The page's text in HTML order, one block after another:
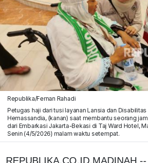
Republika/Fernan Rahadi
Petugas haji dari tusi layanan Lansia dan Disabilitas
Hemassandia, (kanan) saat membantu seorang
dari Embarkasi Jakarta-Bekasi di Taj Ward Hotel,
Senin (4/5/2026) malam waktu setempat.
REPUBLIKA.CO.ID,MADINAH